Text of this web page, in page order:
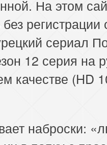
На этом
регистрации
сериал
12 серия на
качестве (HD
наброски: